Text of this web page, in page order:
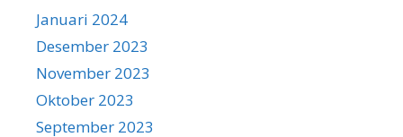
Januari 2024
Desember 2023
November 2023
Oktober 2023
September 2023